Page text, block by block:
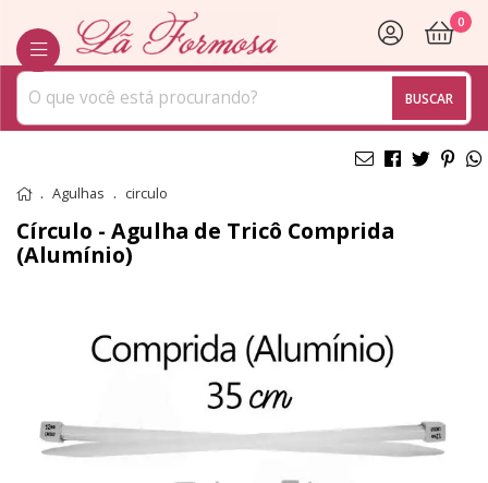
BUSCAR
0
Agulhas circulo
Círculo - Agulha de Tricô Comprida
(Alumínio)